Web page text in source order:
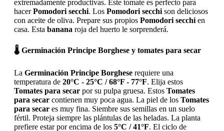
extremadamente productivas. Este tomate es perfecto para
hacerPomodori secchi. Los Pomodori secchi son deliciosos
con aceite de oliva. Prepare sus propios Pomodori secchi en
casa. Esta banana roja del huerto le sorprenderá.
🌡️ Germinación Principe Borghese y tomates para secar
La Germinación Principe Borghese requiere una
temperatura de 20°C - 25°C / 68°F - 77°F. Elija estos
Tomates para secar por su pulpa gruesa. Estos Tomates
para secar contienen muy poca agua. La piel de los Tomates
para secar es muy fina. Siembre sus semillas en un suelo
fértil. Proteja siempre las plántulas de las heladas. La planta
prefiere estar por encima de los 5°C / 41°F. El ciclo de